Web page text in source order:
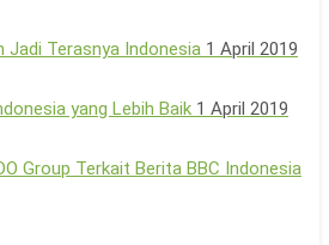
Jadi Terasnya Indonesia 1 April 2019
yang Lebih Baik 1 April 2019
Group Terkait Berita BBC Indonesia